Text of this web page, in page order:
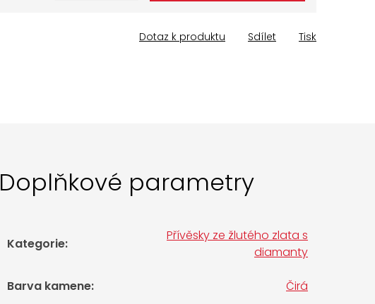
Tisk
Dotaz k produktu Sdílet
Doplňkové parametry
Kategorie:
Přívěsky ze žlutého zlata s
diamanty
Barva kamene: Čirá